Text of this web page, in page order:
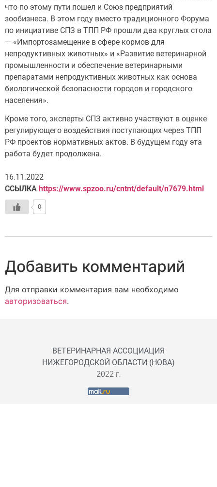
что по этому пути пошел и Союз предприятий
зообизнеса. В этом году вместо традиционного Форума
по инициативе СПЗ в ТПП РФ прошли два круглых стола
— «Импортозамещение в сфере кормов для
непродуктивных животных» и «Развитие ветеринарной
промышленности и обеспечение ветеринарными
препаратами непродуктивных животных как основа
биологической безопасности городов и городского
населения».
Кроме того, эксперты СПЗ активно участвуют в оценке
регулирующего воздействия поступающих через ТПП
РФ проектов нормативных актов. В будущем году эта
работа будет продолжена.
16.11.2022
ССЫЛКА https://www.spzoo.ru/cntnt/default/n7679.html
0
Добавить комментарий
Для отправки комментария вам необходимо
авторизоваться.
ВЕТЕРИНАРНАЯ АССОЦИАЦИЯ
НИЖЕГОРОДСКОЙ ОБЛАСТИ (НОВА)
2022 г.